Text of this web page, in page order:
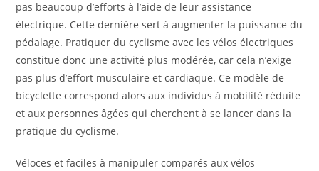
pas beaucoup d’efforts à l’aide de leur assistance
électrique. Cette dernière sert à augmenter la puissance du
pédalage. Pratiquer du cyclisme avec les vélos électriques
constitue donc une activité plus modérée, car cela n’exige
pas plus d’effort musculaire et cardiaque. Ce modèle de
bicyclette correspond alors aux individus à mobilité réduite
et aux personnes âgées qui cherchent à se lancer dans la
pratique du cyclisme.
Véloces et faciles à manipuler comparés aux vélos